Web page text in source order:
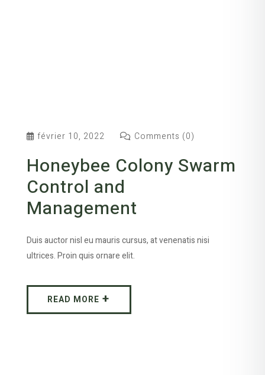
février 10, 2022 Comments (0)
Honeybee Colony Swarm
Control and
Management
Duis auctor nisl eu mauris cursus, at venenatis nisi
ultrices. Proin quis ornare elit.
READ MORE